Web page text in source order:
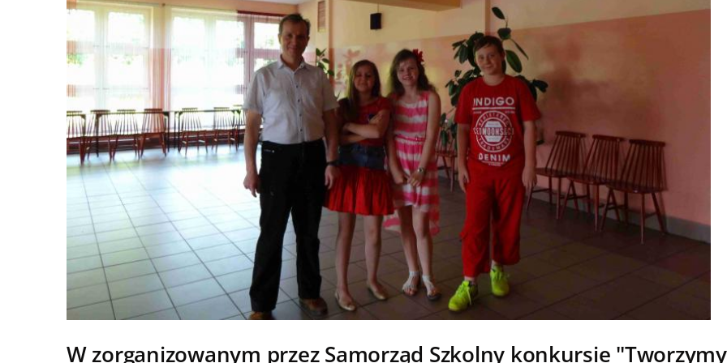
W zorganizowanym przez Samorząd Szkolny konkursie